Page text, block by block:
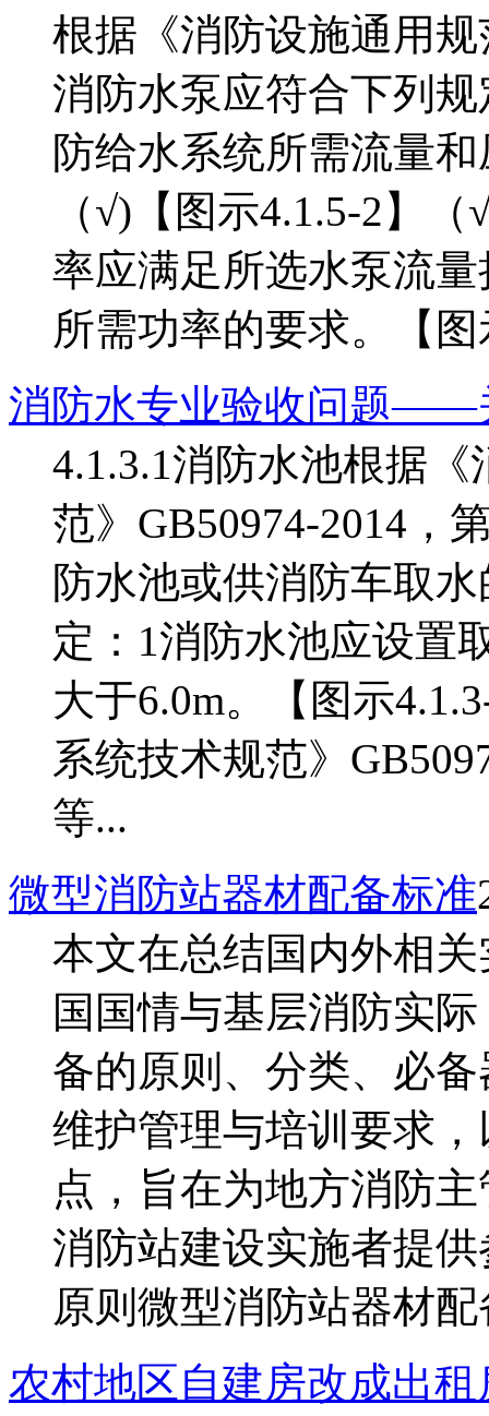
根据《消防设施通用规
消防水泵应符合下列
防给水系统所需流量
（√)【图示4.1.5-2】
率应满足所选水泵流
所需功率的要求。【
消防水专业验收问题——
4.1.3.1消防水池根据
范》GB50974-2014，
防水池或供消防车取
定：1消防水池应设置
大于6.0m。【图示
系统技术规范》
等...
微型消防站器材配备标准
本文在总结国内外相
国国情与基层消防实
备的原则、分类、必
维护管理与培训要求
点，旨在为地方消防
消防站建设实施者提
原则微型消防站器材
农村地区自建房改成出